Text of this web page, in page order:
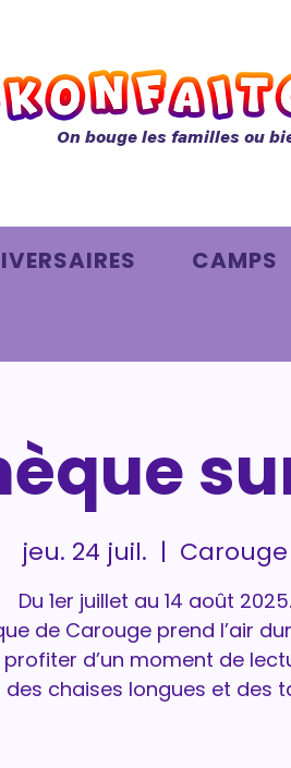
On bouge les familles ou
CAMPS
jeu. 24 juil.
  |
Carouge
Du 1er juillet au 14 août 2025.
de Carouge prend l’air
profiter d’un moment de
des chaises longues et des